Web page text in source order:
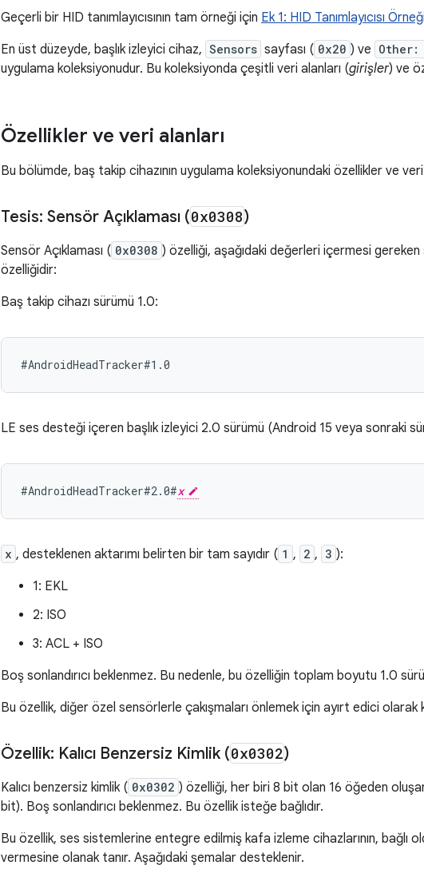
Geçerli bir HID tanımlayıcısının tam örneği için Ek 1: HID Tanımlayıcısı Örneği
En üst düzeyde, başlık izleyici cihaz, Sensors sayfası ( 0x20 ) ve Other:
uygulama koleksiyonudur. Bu koleksiyonda çeşitli veri alanları (girişler) ve
Özellikler ve veri alanları
Bu bölümde, baş takip cihazının uygulama koleksiyonundaki özellikler ve veri
Tesis: Sensör Açıklaması (0x0308)
Sensör Açıklaması ( 0x0308 ) özelliği, aşağıdaki değerleri içermesi
özelliğidir:
Baş takip cihazı sürümü 1.0:
LE ses desteği içeren başlık izleyici 2.0 sürümü (Android 15 veya sonraki
#AndroidHeadTracker#2.0#x
x , desteklenen aktarımı belirten bir tam sayıdır ( 1 , 2 , 3 ):
1: EKL
2: ISO
3: ACL + ISO
Boş sonlandırıcı beklenmez. Bu nedenle, bu özelliğin toplam boyutu 1.0
Bu özellik, diğer özel sensörlerle çakışmaları önlemek için ayırt edici olarak
Özellik: Kalıcı Benzersiz Kimlik (0x0302)
Kalıcı benzersiz kimlik ( 0x0302 ) özelliği, her biri 8 bit olan 16 öğeden
bit). Boş sonlandırıcı beklenmez. Bu özellik isteğe bağlıdır.
Bu özellik, ses sistemlerine entegre edilmiş kafa izleme cihazlarının, bağlı
vermesine olanak tanır. Aşağıdaki şemalar desteklenir.